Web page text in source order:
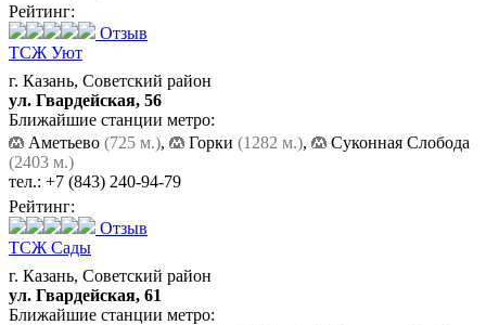
Рейтинг:
Отзыв
ТСЖ Уют
г. Казань, Советский район
ул. Гвардейская, 56
Ближайшие станции метро:
Аметьево (725 м.), Горки (1282 м.),
Суконная Слобода
(2403 м.)
тел.: +7 (843) 240-94-79
Рейтинг:
Отзыв
ТСЖ Сады
г. Казань, Советский район
ул. Гвардейская, 61
Ближайшие станции метро: